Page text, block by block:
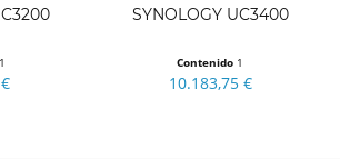
1
SYNOLOGY UC3400
Contenido 1
10.183,75 €